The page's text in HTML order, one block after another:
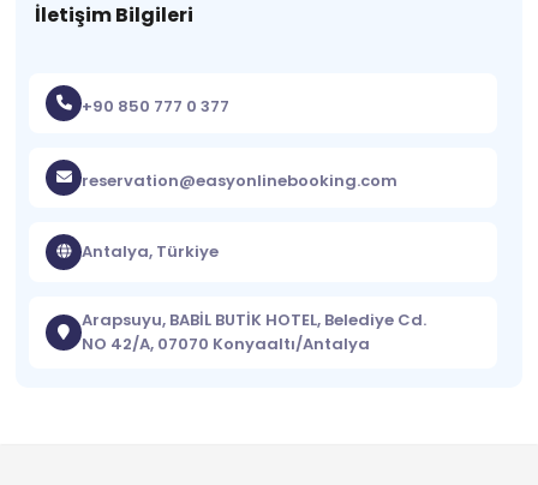
İletişim Bilgileri
+90 850 777 0 377
reservation@easyonlinebooking.com
Antalya, Türkiye
Arapsuyu, BABİL BUTİK HOTEL, Belediye Cd.
NO 42/A, 07070 Konyaaltı/Antalya